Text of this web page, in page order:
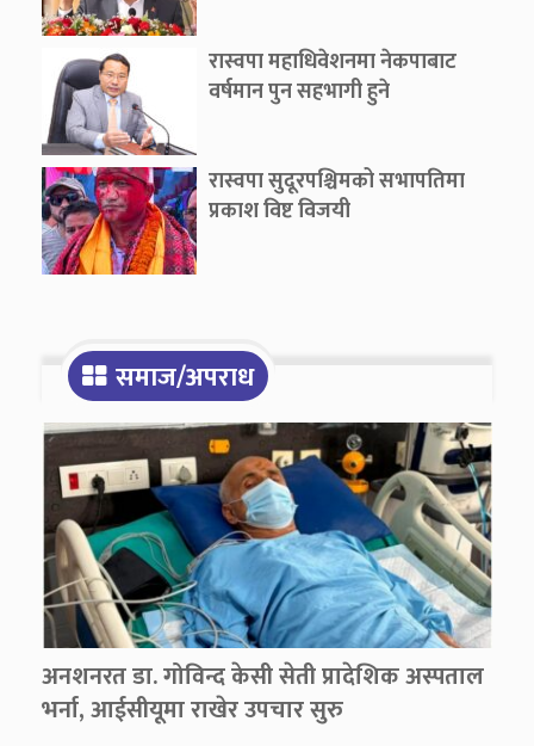
रास्वपा महाधिवेशनमा नेकपाबाट
वर्षमान पुन सहभागी हुने
रास्वपा सुदूरपश्चिमको सभापतिमा
प्रकाश विष्ट विजयी
समाज/अपराध
अनशनरत डा. गोविन्द केसी सेती प्रादेशिक अस्पताल
भर्ना, आईसीयूमा राखेर उपचार सुरु